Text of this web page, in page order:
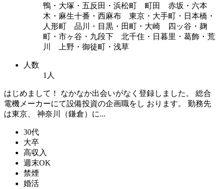
鴨・大塚・五反田・浜松町 町田 赤坂・六本
木・麻生十番・西麻布 東京・大手町・日本橋・
人形町 品川・目黒・田町・大崎 四ッ谷・麹
町・市ヶ谷・九段下 北千住・日暮里・葛飾・荒
川 上野・御徒町・浅草
人数
1人
はじめまして！ なかなか出会いがなく登録しました。 総合
電機メーカーにて設備投資の企画職をし おります。 勤務先
は東京、 神奈川（鎌倉）に...
30代
大卒
高収入
週末OK
禁煙
婚活